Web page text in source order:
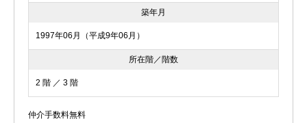
築年月
1997年06月（平成9年06月）
所在階／階数
2 階 ／ 3 階
仲介手数料無料